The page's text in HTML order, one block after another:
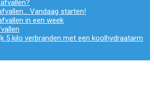
Vandaag starten!
in een week
5 kilo verbranden met een koolhydraatarm